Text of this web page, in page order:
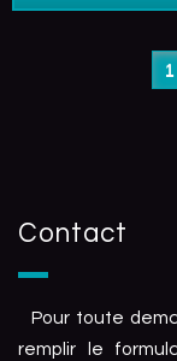
1
Contact
Pour toute
remplir le